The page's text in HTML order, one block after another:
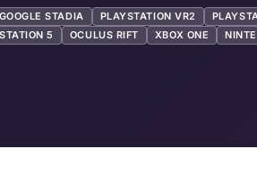
GOOGLE STADIA PLAYSTATION VR2
5 OCULUS RIFT XBOX ONE